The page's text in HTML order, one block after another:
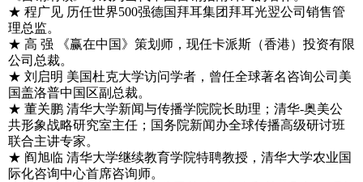
★ 程广见 历任世界500强德国拜耳集团拜耳光翌公司销售管
理总监。
★ 高 强 《赢在中国》策划师，现任卡派斯（香港）投资有限
公司总裁。
★ 刘启明 美国杜克大学访问学者，曾任全球著名咨询公司美
国盖洛普中国区副总裁。
★ 董关鹏 清华大学新闻与传播学院院长助理；清华-奥美公
共形象战略研究室主任；国务院新闻办全球传播高级研讨班
联合主讲专家。
★ 阎旭临 清华大学继续教育学院特聘教授，清华大学农业国
际化咨询中心首席咨询师。